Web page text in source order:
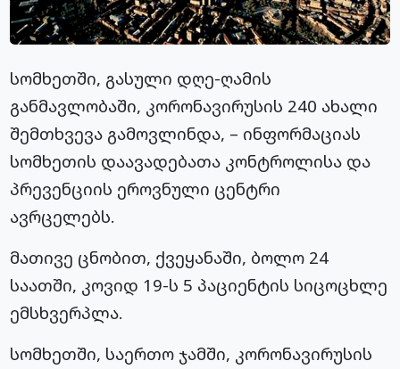
სომხეთში, გასული დღე-ღამის
განმავლობაში, კორონავირუსის 240 ახალი
შემთხვევა გამოვლინდა, – ინფორმაციას
სომხეთის დაავადებათა კონტროლისა და
პრევენციის ეროვნული ცენტრი
ავრცელებს.
მათივე ცნობით, ქვეყანაში, ბოლო 24
საათში, კოვიდ 19-ს 5 პაციენტის სიცოცხლე
ემსხვერპლა.
სომხეთში, საერთო ჯამში, კორონავირუსის